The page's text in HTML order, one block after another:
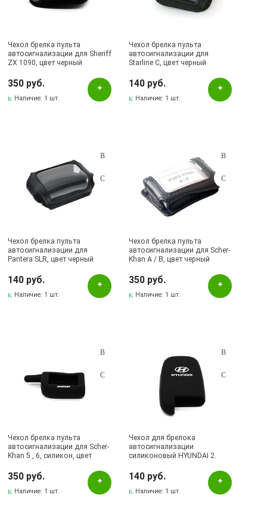
Чехол брелка пульта
автосигнализации для Sheriff
ZX 1090, цвет черный
350 руб.
Наличие: 1 шт.
Чехол брелка пульта
автосигнализации для
Starline C, цвет черный
140 руб.
Наличие: 1 шт.
Чехол брелка пульта
автосигнализации для
Pantera SLR, цвет черный
140 руб.
Наличие: 1 шт.
Чехол брелка пульта
автосигнализации для Scher-
Khan A / B, цвет черный
350 руб.
Наличие: 1 шт.
Чехол брелка пульта
автосигнализации для Scher-
Khan 5 , 6, силикон, цвет
350 руб.
Наличие: 1 шт.
Чехол для брелока
автосигнализации
силиконовый HYUNDAI 2.
140 руб.
Наличие: 1 шт.